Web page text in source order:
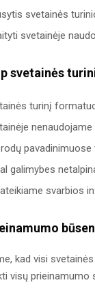
svetainės
svetainėje
svetainės
turinį
pavadinimuose
galimybes
svarbios
kad visi
visų prieinamumo